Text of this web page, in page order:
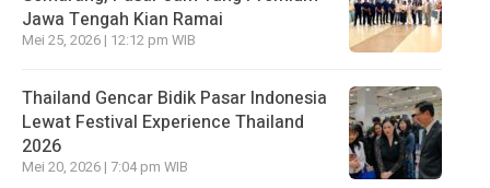
Jawa Tengah Kian Ramai
Mei 25, 2026 | 12:12 pm WIB
Thailand Gencar Bidik Pasar Indonesia
Lewat Festival Experience Thailand
2026
Mei 20, 2026 | 7:04 pm WIB